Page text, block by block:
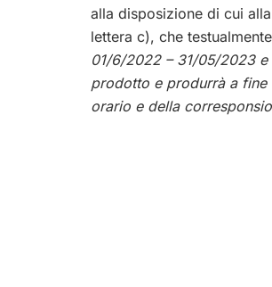
alla disposizione di cui
lettera c), che
01/6/2022 – 31/05/2023
prodotto e produrrà a
orario e della